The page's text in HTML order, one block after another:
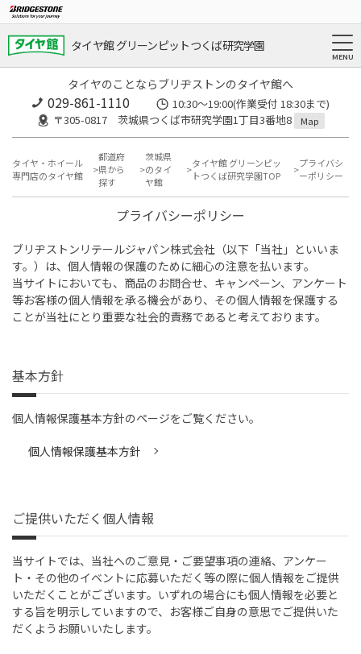
タイヤ館 グリーンピットつくば研究学園
タイヤのことならブリヂストンのタイヤ館へ
029-861-1110
10:30～19:00(作業受付 18:30まで)
〒305-0817 茨城県つくば市研究学園1丁目3番地8
Map
タイヤ・ホイール
専門店のタイヤ館
都道府
県から
探す
茨城県
のタイ
ヤ館
タイヤ館 グリーンピッ
トつくば研究学園TOP
プライバシ
ーポリシー
プライバシーポリシー
ブリヂストンリテールジャパン株式会社（以下「当社」といいま
す。）は、個人情報の保護のために細心の注意を払います。
当サイトにおいても、商品のお問合せ、キャンペーン、アンケート
等お客様の個人情報を承る機会があり、その個人情報を保護する
ことが当社にとり重要な社会的責務であると考えております。
基本方針
個人情報保護基本方針のページをご覧ください。
個人情報保護基本方針
ご提供いただく個人情報
当サイトでは、当社へのご意見・ご要望事項の連絡、アンケー
ト・その他のイベントに応募いただく等の際に個人情報をご提供
いただくことがございます。いずれの場合にも個人情報を必要と
する旨を明示していますので、お客様ご自身の意思でご提供いた
だくようお願いいたします。